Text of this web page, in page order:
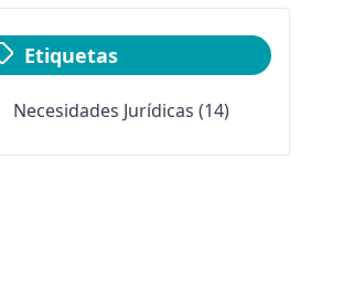
Etiquetas
Necesidades Jurídicas (14)